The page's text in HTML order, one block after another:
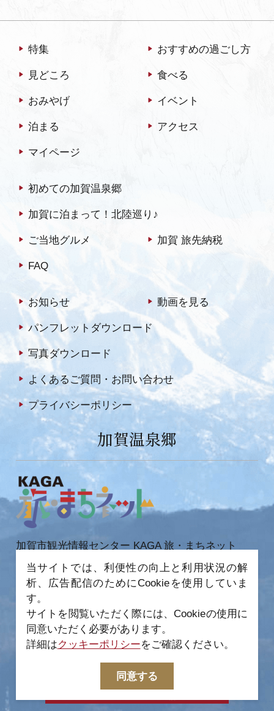
（洋画）、硲伊之助（洋
かりの作家作品を収蔵して
す。
は草庵）に食客として招か
泉の旦那衆は温かく迎え入
を依頼…
特集 おすすめの過ごし方
見どころ 食べる
おみやげ イベント
泊まる アクセス
マイページ
初めての加賀温泉郷
加賀に泊まって！北陸巡り♪
ご当地グルメ 加賀 旅先納税
FAQ
お知らせ 動画を見る
パンフレットダウンロード
写真ダウンロード
よくあるご質問・お問い合わせ
プライバシーポリシー
加賀温泉郷
加賀市観光情報センター KAGA 旅・まちネット
〒922-0423
石川県加賀市作見町ヲ6-2 JR 加賀温泉駅内
TEL 0761-72-6678
© 2022-2026 加賀市観光情報センター All Rights
Reserved.
当サイトでは、利便性の向上と利用状況の解
析、広告配信のためにCookieを使用していま
す。
サイトを閲覧いただく際には、Cookieの使用に
同意いただく必要があります。
詳細はクッキーポリシーをご確認ください。
同意する